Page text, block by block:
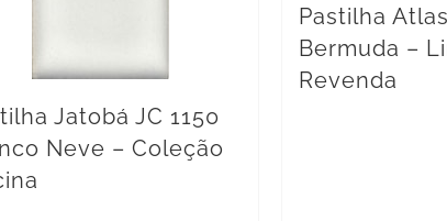
Jatobá JC 1150
Neve – Coleção
Pastilha
Bermuda –
Revenda